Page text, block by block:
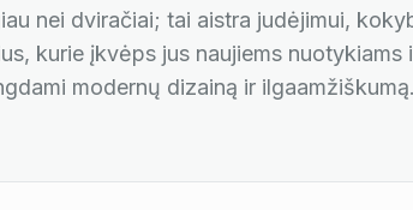
nei dviračiai; tai aistra judėjimui,
kurie įkvėps jus naujiems nuotykiams
modernų dizainą ir ilgaamžiškumą.